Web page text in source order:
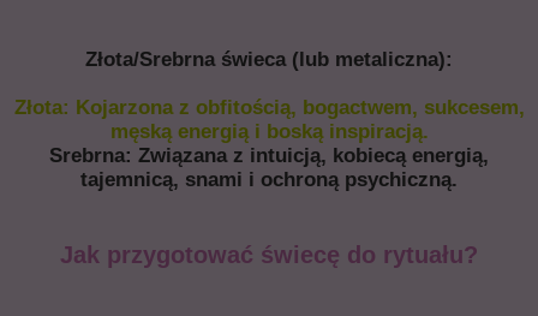
Złota/Srebrna świeca (lub metaliczna):
Złota: Kojarzona z obfitością, bogactwem, sukcesem,
męską energią i boską inspiracją.
Srebrna: Związana z intuicją, kobiecą energią,
tajemnicą, snami i ochroną psychiczną.
Jak przygotować świecę do rytuału?